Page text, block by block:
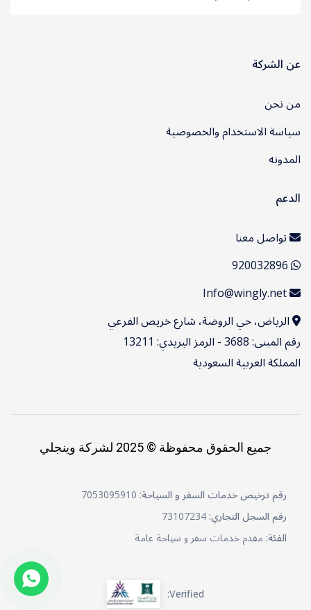
عن الشركة
من نحن
سياسة الاستخدام والخصوصية
المدونه
الدعم
تواصل معنا
الرياض، حي الروضة، شارع خريص الفرعي
رقم المبنى: 3688 - الرمز البريدي: 13211
المملكة العربية السعودية
جميع الحقوق محفوظة © 2025 لشركة وينجلي
رقم ترخيص خدمات السفر و السياحة:
رقم السجل التجاري:
الفئة: مقدم خدمات سفر و سياحة عامة
Verified: